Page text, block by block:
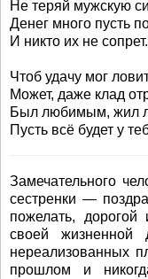
Не теряй мужскую
Денег много пусть
И никто их не сопрет.
Чтоб удачу мог
Может, даже клад
Был любимым, жил
Пусть всё будет у
Замечательного
сестренки —
пожелать, дорогой
своей жизненной
нереализованных
прошлом и